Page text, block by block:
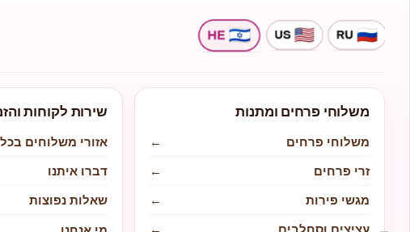
משלוחי פרחים ומתנות
משלוחי פרחים
←
זרי פרחים
←
מגשי פירות
←
שירות לקוחות
אזורי משלוחים
דברו איתנו
שאלות נפוצות